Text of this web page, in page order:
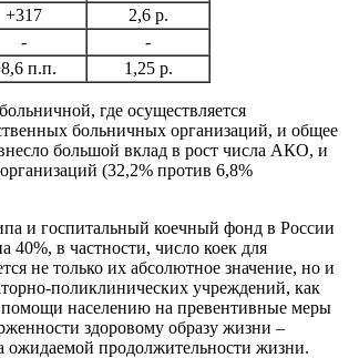
+317
2,6 р.
-
-
п.п. 1,25 р.
где осуществляется
больничных организаций, и общее
большой вклад в рост числа АКО, и
(32,2% против 6,8%
и госпитальный коечный фонд в России
40%, в частности, число коек для
не только их абсолютное значение, но и
поликлинических учреждений, как
помощи населению на превентивные меры
здоровому образу жизни –
ожидаемой продолжительности жизни.